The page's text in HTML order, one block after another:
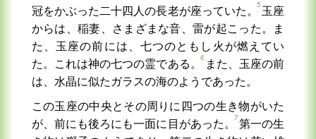
冠をかぶった二十四人の長老が座っていた。
5
玉座
からは、稲妻、さまざまな音、雷が起こった。ま
た、玉座の前には、七つのともし火が燃えてい
た。これは神の七つの霊である。
6
また、玉座の前
は、水晶に似たガラスの海のようであった。
この玉座の中央とその周りに四つの生き物がいた
が、前にも後ろにも一面に目があった。
7
第一の生